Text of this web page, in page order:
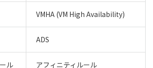
VMHA (VM High Availability)
ADS
ル アフィニティルール